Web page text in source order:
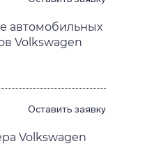
автомобильных
Volkswagen
Оставить заявку
Volkswagen